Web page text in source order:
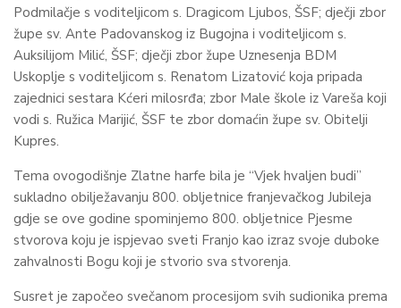
Podmilačje s voditeljicom s. Dragicom Ljubos, ŠSF; dječji zbor
župe sv. Ante Padovanskog iz Bugojna i voditeljicom s.
Auksilijom Milić, ŠSF; dječji zbor župe Uznesenja BDM
Uskoplje s voditeljicom s. Renatom Lizatović koja pripada
zajednici sestara Kćeri milosrđa; zbor Male škole iz Vareša koji
vodi s. Ružica Marijić, ŠSF te zbor domaćin župe sv. Obitelji
Kupres.
Tema ovogodišnje Zlatne harfe bila je “Vjek hvaljen budi”
sukladno obilježavanju 800. obljetnice franjevačkog Jubileja
gdje se ove godine spominjemo 800. obljetnice Pjesme
stvorova koju je ispjevao sveti Franjo kao izraz svoje duboke
zahvalnosti Bogu koji je stvorio sva stvorenja.
Susret je započeo svečanom procesijom svih sudionika prema